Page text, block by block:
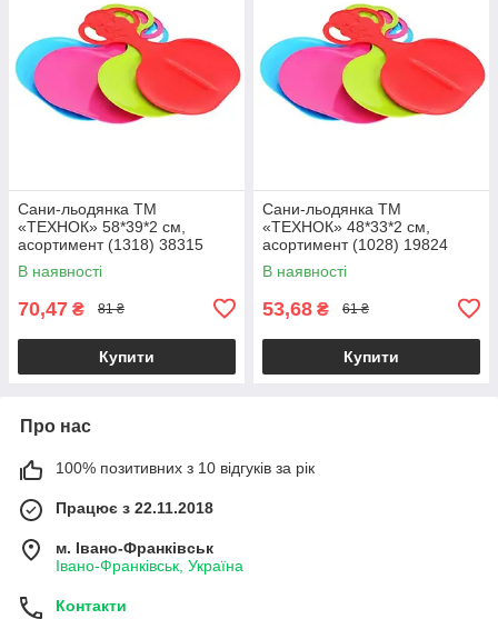
Сани-льодянка ТМ
«ТЕХНОК» 58*39*2 см,
асортимент (1318) 38315
В наявності
70,47 ₴ 81 ₴
Купити
Сани-льодянка ТМ
«ТЕХНОК» 48*33*2 см,
асортимент (1028) 19824
В наявності
53,68 ₴ 61 ₴
Купити
Про нас
100% позитивних з 10 відгуків за рік
Працює з 22.11.2018
м. Івано-Франківськ
Івано-Франківськ, Україна
Контакти